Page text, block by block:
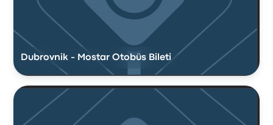
Dubrovnik - Mostar Otobüs Bileti